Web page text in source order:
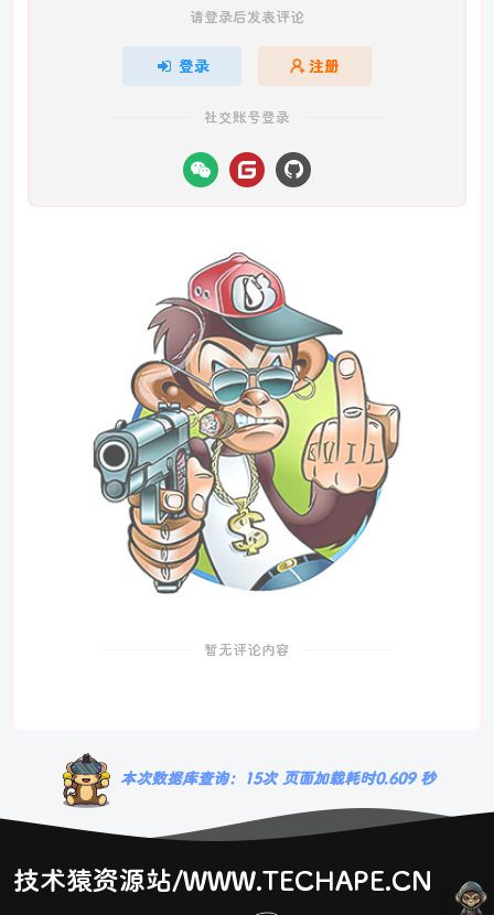
请登录后发表评论
登录 注册
社交账号登录
暂无评论内容
本次数据库查询：15次 页面加载耗时0.609 秒
技术猿资源站/WWW.TECHAPE.CN